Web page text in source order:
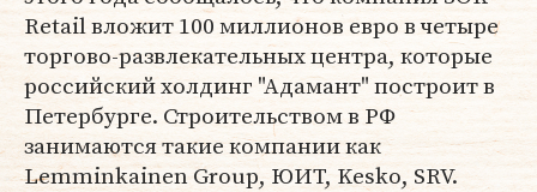
Retail вложит 100 миллионов евро в четыре
торгово-развлекательных центра, которые
российский холдинг "Адамант" построит в
Петербурге. Строительством в РФ
занимаются такие компании как
Lemminkainen Group, ЮИТ, Kesko, SRV.